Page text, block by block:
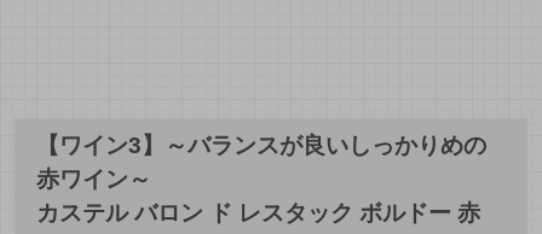
【ワイン3】～バランスが良いしっかりめの
赤ワイン～
カステル バロン ド レスタック ボルドー 赤